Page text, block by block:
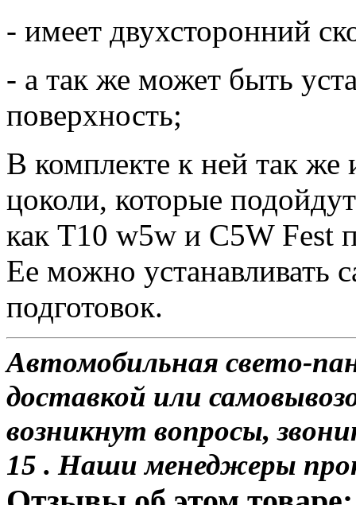
- имеет двухсторонний
- а так же может быть
поверхность;
В комплекте к ней так
цоколи, которые
как Т10 w5w и С5W Fest
Ее можно устанавливать
подготовок.
Автомобильная свето-
доставкой или
возникнут вопросы,
15 . Наши менеджеры